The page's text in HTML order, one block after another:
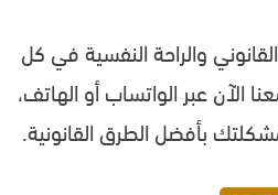
والراحة النفسية في كل
الآن عبر الواتساب أو الهاتف،
بأفضل الطرق القانونية.